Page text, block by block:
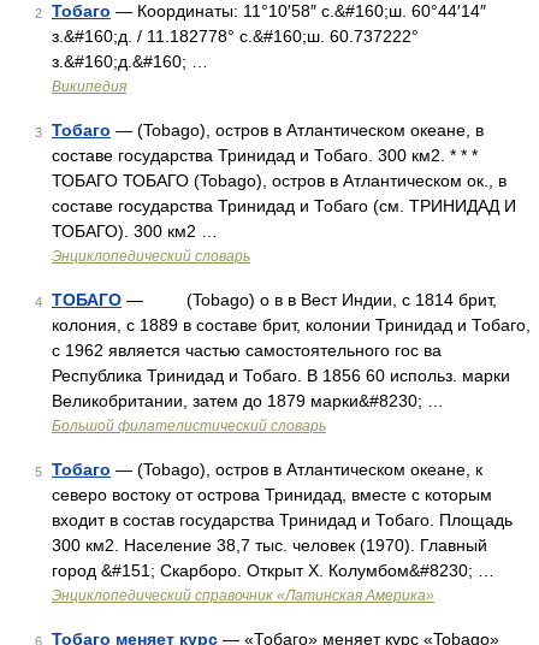
2 Тобаго — Координаты: 11°10′58″ с.&#160;ш. 60°44′14″
з.&#160;д. / 11.182778° с.&#160;ш. 60.737222°
з.&#160;д.&#160; …
Википедия
3 Тобаго — (Tobago), остров в Атлантическом океане, в
составе государства Тринидад и Тобаго. 300 км2. * * *
ТОБАГО ТОБАГО (Tobago), остров в Атлантическом ок., в
составе государства Тринидад и Тобаго (см. ТРИНИДАД И
ТОБАГО). 300 км2 …
Энциклопедический словарь
4 ТОБАГО — (Tobago) о в в Вест Индии, с 1814 брит,
колония, с 1889 в составе брит, колонии Тринидад и Тобаго,
с 1962 является частью самостоятельного гос ва
Республика Тринидад и Тобаго. В 1856 60 использ. марки
Великобритании, затем до 1879 марки&#8230; …
Большой филателистический словарь
5 Тобаго — (Tobago), остров в Атлантическом океане, к
северо востоку от острова Тринидад, вместе с которым
входит в состав государства Тринидад и Тобаго. Площадь
300 км2. Население 38,7 тыс. человек (1970). Главный
город &#151; Скарборо. Открыт X. Колумбом&#8230; …
Энциклопедический справочник «Латинская Америка»
6 Тобаго меняет курс — «Тобаго» меняет курс «Tobago»